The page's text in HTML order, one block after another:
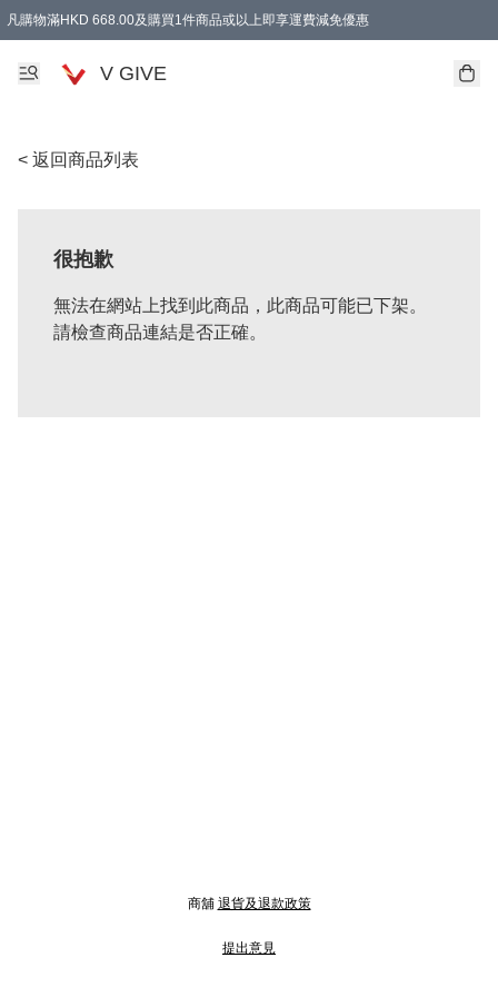
凡購物滿HKD 668.00及購買1件商品或以上即享運費減免優惠
V GIVE
< 返回商品列表
很抱歉
無法在網站上找到此商品，此商品可能已下架。
請檢查商品連結是否正確。
商舖 退貨及退款政策
提出意見